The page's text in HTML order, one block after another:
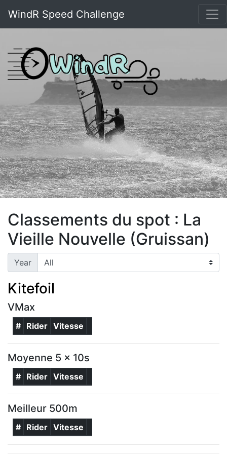
WindR Speed Challenge
Classements du spot : La
Vieille Nouvelle (Gruissan)
Year
Kitefoil
VMax
# Rider Vitesse
Moyenne 5 x 10s
# Rider Vitesse
Meilleur 500m
# Rider Vitesse